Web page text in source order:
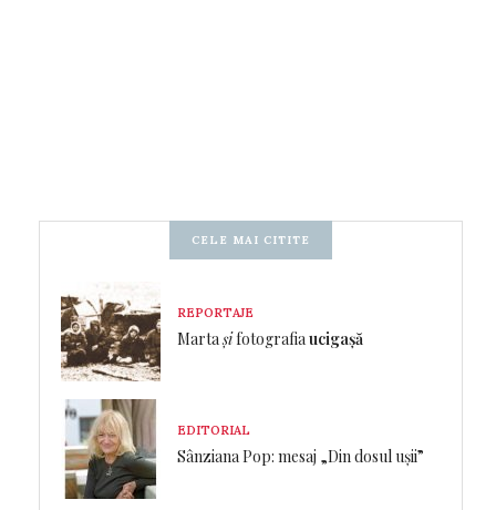
CELE MAI CITITE
REPORTAJE
Martașifotografiaucigașă
EDITORIAL
Sânziana Pop: mesaj „Din dosul ușii”